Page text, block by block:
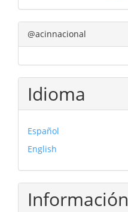
@acinnacional
Idioma
Español
English
Información